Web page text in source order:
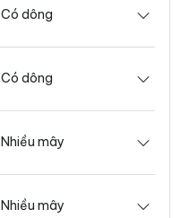
Có dông
Có dông
Nhiều mây
Nhiều mây